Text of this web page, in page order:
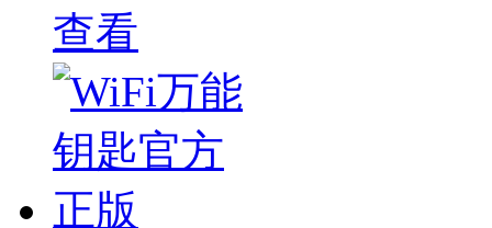
查看